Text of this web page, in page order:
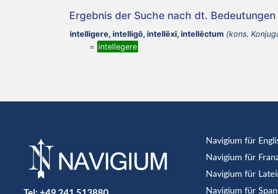
Ergebnis der Suche nach dt. Bedeutungen
intelligere, intelligō, intellēxī, intellēctum (kons.
= intellegere
Navigium für
Navigium für
Navigium für
Navigium für